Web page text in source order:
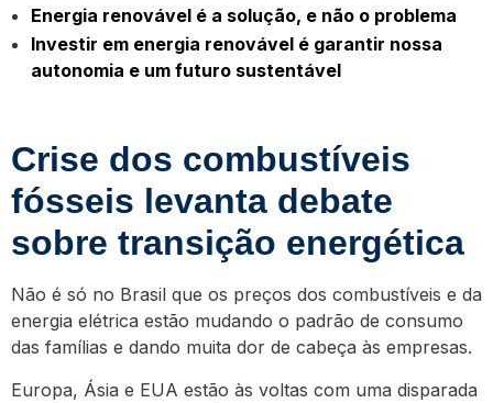
Energia renovável é a solução, e não o problema
Investir em energia renovável é garantir nossa
autonomia e um futuro sustentável
Crise dos combustíveis
fósseis levanta debate
sobre transição energética
Não é só no Brasil que os preços dos combustíveis e da
energia elétrica estão mudando o padrão de consumo
das famílias e dando muita dor de cabeça às empresas.
Europa, Ásia e EUA estão às voltas com uma disparada